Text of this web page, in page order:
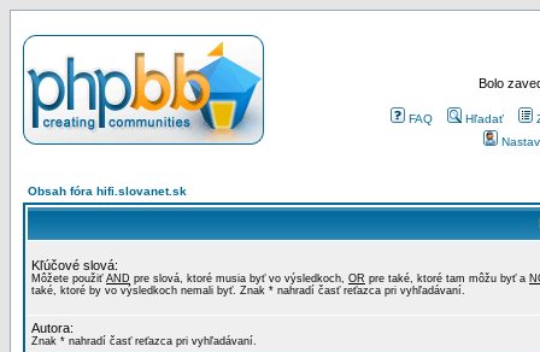
Bolo
FAQ Hľadať
Obsah fóra hifi.slovanet.sk
Kľúčové slová:
Môžete použiť AND pre slová, ktoré musia byť vo výsledkoch, OR pre také, ktoré tam môžu byť a
také, ktoré by vo výsledkoch nemali byť. Znak * nahradí časť reťazca pri vyhľadávaní.
Autora:
Znak * nahradí časť reťazca pri vyhľadávaní.